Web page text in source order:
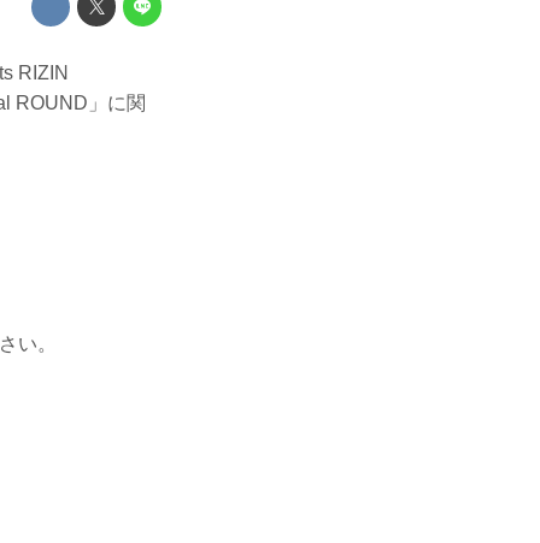
RIZIN
ROUND」に関
い。